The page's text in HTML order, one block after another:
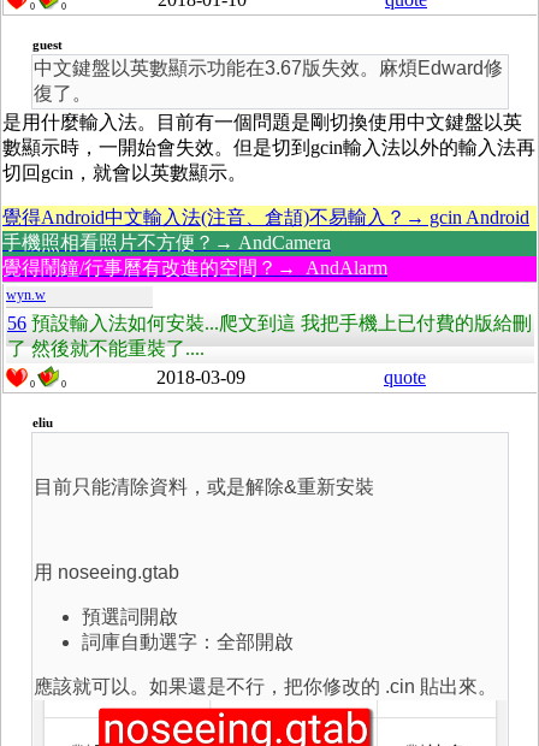
0 0
guest
中文鍵盤以英數顯示功能在3.67版失效。麻煩Edward修
復了。
是用什麼輸入法。目前有一個問題是剛切換使用中文鍵盤以英
數顯示時，一開始會失效。但是切到gcin輸入法以外的輸入法再
切回gcin，就會以英數顯示。
覺得Android中文輸入法(注音、倉頡)不易輸入？→ gcin Android
手機照相看照片不方便？→ AndCamera
覺得鬧鐘/行事曆有改進的空間？→ AndAlarm
wyn.w
56 預設輸入法如何安裝...爬文到這 我把手機上已付費的版給刪
了 然後就不能重裝了....
0 0 2018-03-09 quote
eliu
目前只能清除資料，或是解除&重新安裝
用 noseeing.gtab
預選詞開啟
詞庫自動選字：全部開啟
應該就可以。如果還是不行，把你修改的 .cin 貼出來。